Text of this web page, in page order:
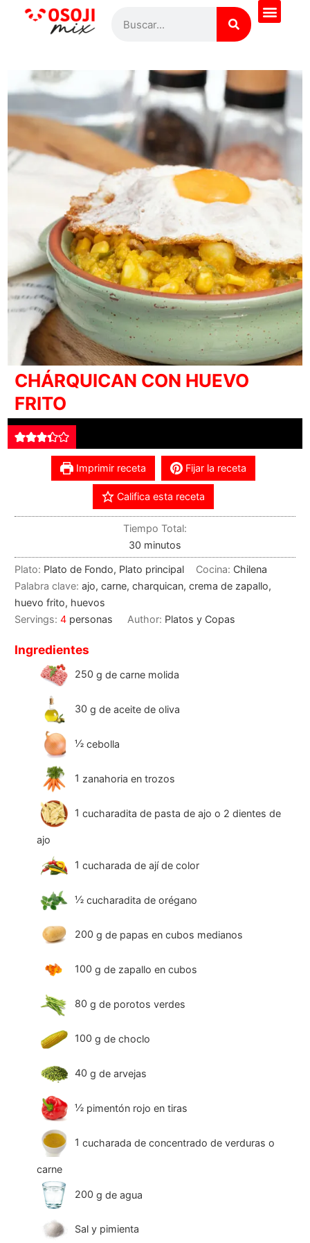
CHÁRQUICAN CON HUEVO
FRITO
Imprimir receta Fijar la receta
Califica esta receta
Tiempo Total:
30 minutos
Plato: Plato de Fondo, Plato principal Cocina: Chilena
Palabra clave: ajo, carne, charquican, crema de zapallo,
huevo frito, huevos
Servings: 4 personas Author: Platos y Copas
Ingredientes
250 g de carne molida
30 g de aceite de oliva
½ cebolla
1 zanahoria en trozos
1 cucharadita de pasta de ajo o 2 dientes de
ajo
1 cucharada de ají de color
½ cucharadita de orégano
200 g de papas en cubos medianos
100 g de zapallo en cubos
80 g de porotos verdes
100 g de choclo
40 g de arvejas
½ pimentón rojo en tiras
1 cucharada de concentrado de verduras o
carne
200 g de agua
Sal y pimienta